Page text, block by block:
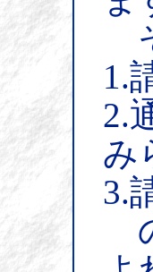
1.
2.
み
3.